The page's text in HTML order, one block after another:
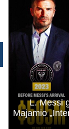
L. Puccinelli:
visiškai
Marselyje“
L. Messi
Majamio